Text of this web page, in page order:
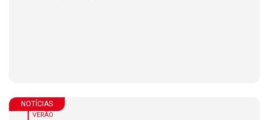
NOTÍCIAS
VERÃO